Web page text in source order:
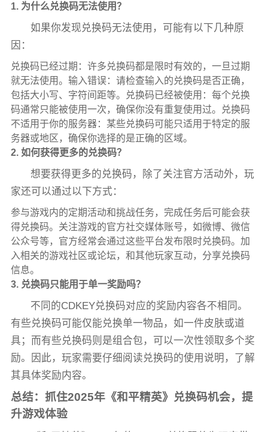
1. 为什么兑换码无法使用？
如果你发现兑换码无法使用，可能有以下几种原
因：
兑换码已经过期：许多兑换码都是限时有效的，一旦过期
就无法使用。输入错误：请检查输入的兑换码是否正确，
包括大小写、字符间距等。兑换码已经被使用：每个兑换
码通常只能被使用一次，确保你没有重复使用过。兑换码
不适用于你的服务器：某些兑换码可能只适用于特定的服
务器或地区，确保你选择的是正确的区域。
2. 如何获得更多的兑换码？
想要获得更多的兑换码，除了关注官方活动外，玩
家还可以通过以下方式：
参与游戏内的定期活动和挑战任务，完成任务后可能会获
得兑换码。关注游戏的官方社交媒体账号，如微博、微信
公众号等，官方经常会通过这些平台发布限时兑换码。加
入相关的游戏社区或论坛，和其他玩家互动，分享兑换码
信息。
3. 兑换码只能用于单一奖励吗？
不同的CDKEY兑换码对应的奖励内容各不相同。
有些兑换码可能仅能兑换单一物品，如一件皮肤或道
具；而有些兑换码则是组合包，可以一次性领取多个奖
励。因此，玩家需要仔细阅读兑换码的使用说明，了解
其具体奖励内容。
总结：抓住2025年《和平精英》兑换码机会，提
升游戏体验